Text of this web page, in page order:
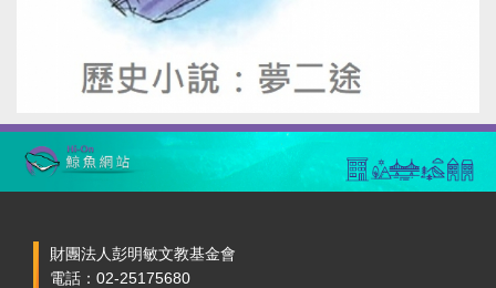
財團法人彭明敏文教基金會
電話：02-25175680